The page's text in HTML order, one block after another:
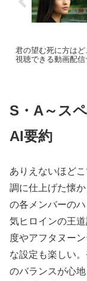
君の望む死に方は
視聴できる動画配信
S・A～ス
AI要約
ありえないほど
調に仕上げた懐
の各メンバーの
気ヒロインの王
度やアフタヌー
な設定も楽しい
のバランスが心